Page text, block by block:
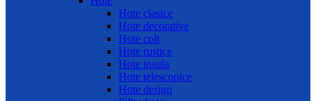
Hote clasice
Hote decorative
Hote colt
Hote rustice
Hote insula
Hote telescopice
Hote design